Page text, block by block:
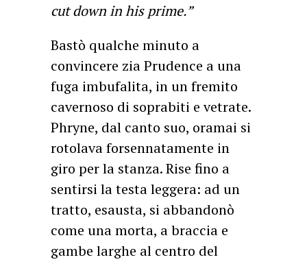
cut down in his prime.”
Bastò qualche minuto a
convincere zia Prudence a una
fuga imbufalita, in un fremito
cavernoso di soprabiti e vetrate.
Phryne, dal canto suo, oramai si
rotolava forsennatamente in
giro per la stanza. Rise fino a
sentirsi la testa leggera: ad un
tratto, esausta, si abbandonò
come una morta, a braccia e
gambe larghe al centro del